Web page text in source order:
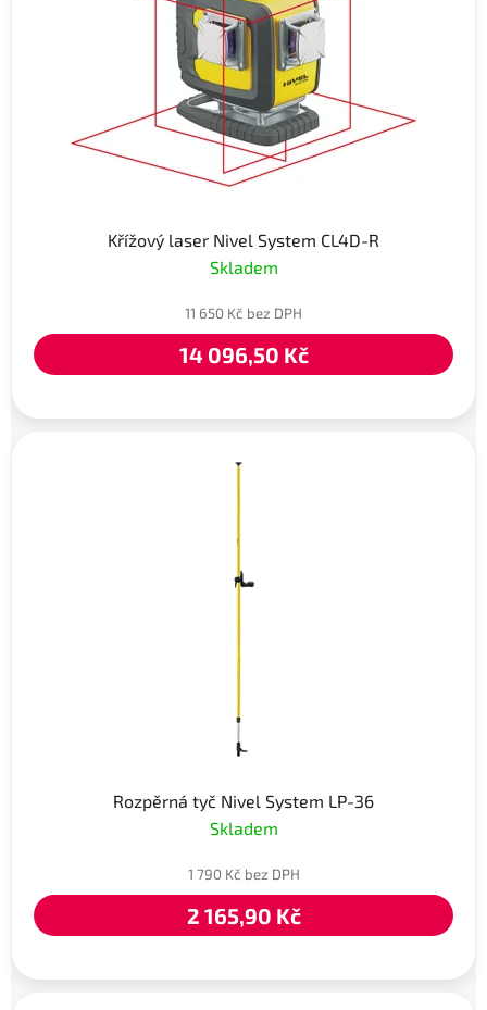
Křížový laser Nivel System CL4D-R
Skladem
11 650 Kč bez DPH
14 096,50 Kč
Rozpěrná tyč Nivel System LP-36
Skladem
1 790 Kč bez DPH
2 165,90 Kč